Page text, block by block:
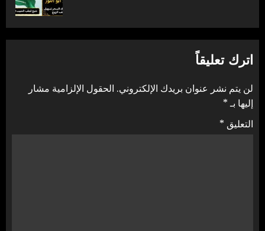
اترك تعليقاً
لن يتم نشر عنوان بريدك الإلكتروني. الحقول الإلزامية مشار
إليها بـ*
التعليق *